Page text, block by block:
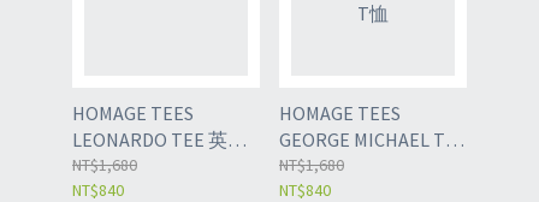
HOMAGE TEES
LEONARDO TEE 英國
品牌 短袖T恤
NT$1,680
NT$840
HOMAGE TEES
GEORGE MICHAEL TEE
英國品牌 短袖T恤
NT$1,680
NT$840